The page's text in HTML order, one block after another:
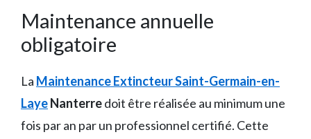
Maintenance annuelle
obligatoire
La Maintenance Extincteur Saint-Germain-en-
LayeNanterredoit être réalisée au minimum une
fois par an par un professionnel certifié. Cette